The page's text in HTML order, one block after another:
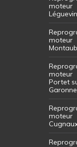
moteur
Léguevin
moteur
moteur
Portet
Garonne
moteur